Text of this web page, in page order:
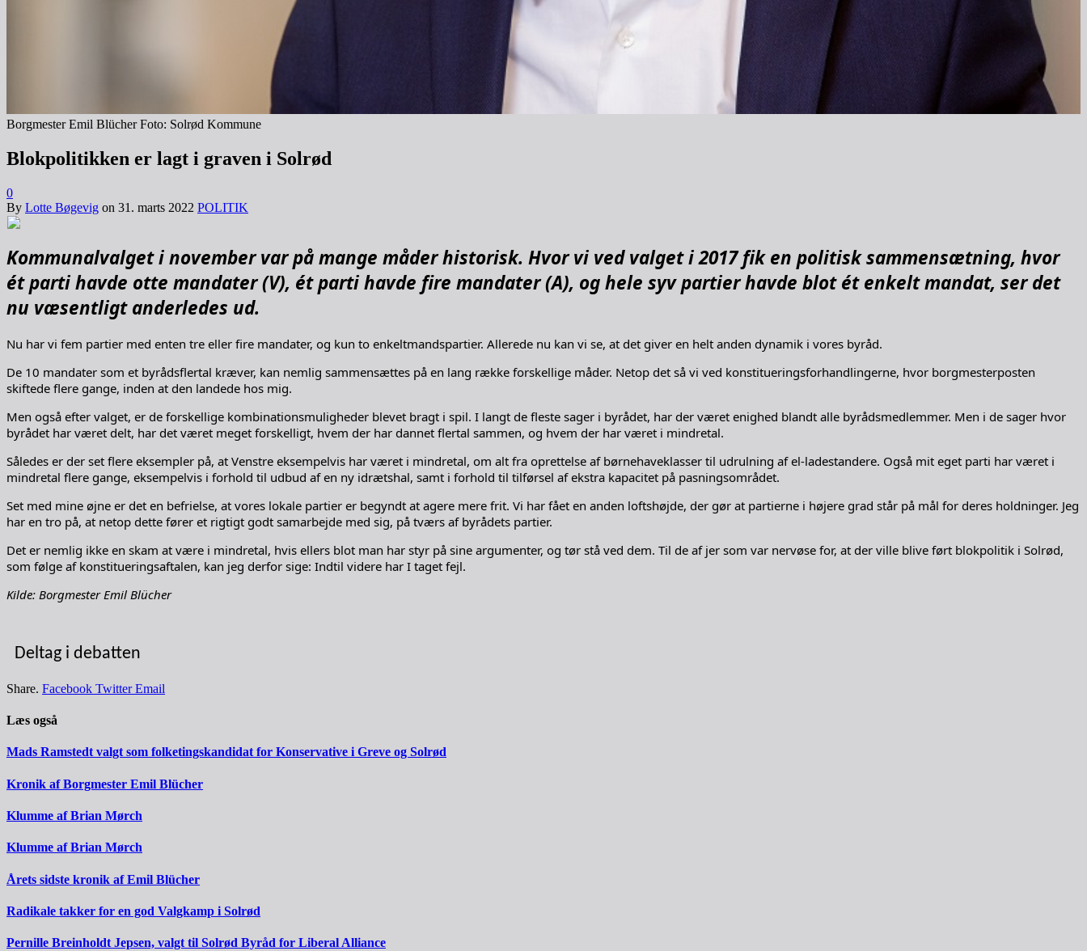
Borgmester Emil Blücher Foto: Solrød Kommune
Blokpolitikken er lagt i graven i Solrød
0
By Lotte Bøgevig on 31. marts 2022 POLITIK
Kommunalvalget i november var på mange måder historisk. Hvor vi ved valget i 2017 fik en politisk sammensætning, hvor
ét parti havde otte mandater (V), ét parti havde fire mandater (A), og hele syv partier havde blot ét enkelt mandat, ser det
nu væsentligt anderledes ud.
Nu har vi fem partier med enten tre eller fire mandater, og kun to enkeltmandspartier. Allerede nu kan vi se, at det giver en helt anden dynamik i vores byråd.
De 10 mandater som et byrådsflertal kræver, kan nemlig sammensættes på en lang række forskellige måder. Netop det så vi ved konstitueringsforhandlingerne, hvor borgmesterposten
skiftede flere gange, inden at den landede hos mig.
Men også efter valget, er de forskellige kombinationsmuligheder blevet bragt i spil. I langt de fleste sager i byrådet, har der været enighed blandt alle byrådsmedlemmer. Men i de sager hvor
byrådet har været delt, har det været meget forskelligt, hvem der har dannet flertal sammen, og hvem der har været i mindretal.
Således er der set flere eksempler på, at Venstre eksempelvis har været i mindretal, om alt fra oprettelse af børnehaveklasser til udrulning af el-ladestandere. Også mit eget parti har været i
mindretal flere gange, eksempelvis i forhold til udbud af en ny idrætshal, samt i forhold til tilførsel af ekstra kapacitet på pasningsområdet.
Set med mine øjne er det en befrielse, at vores lokale partier er begyndt at agere mere frit. Vi har fået en anden loftshøjde, der gør at partierne i højere grad står på mål for deres holdninger. Jeg
har en tro på, at netop dette fører et rigtigt godt samarbejde med sig, på tværs af byrådets partier.
Det er nemlig ikke en skam at være i mindretal, hvis ellers blot man har styr på sine argumenter, og tør stå ved dem. Til de af jer som var nervøse for, at der ville blive ført blokpolitik i Solrød,
som følge af konstitueringsaftalen, kan jeg derfor sige: Indtil videre har I taget fejl.
Kilde: Borgmester Emil Blücher
Deltag i debatten
Share. Facebook Twitter Email
Læs også
Mads Ramstedt valgt som folketingskandidat for Konservative i Greve og Solrød
Kronik af Borgmester Emil Blücher
Klumme af Brian Mørch
Klumme af Brian Mørch
Årets sidste kronik af Emil Blücher
Radikale takker for en god Valgkamp i Solrød
Pernille Breinholdt Jepsen, valgt til Solrød Byråd for Liberal Alliance